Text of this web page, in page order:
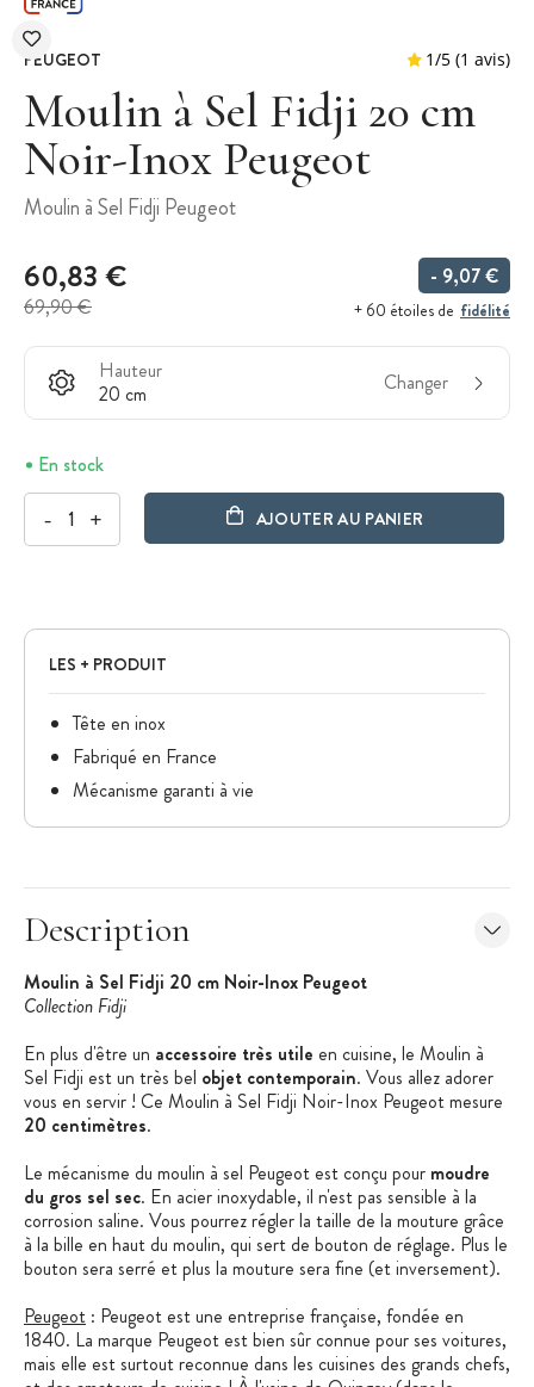
PEUGEOT
Moulin à Sel Fidji 20 cm
Noir-Inox Peugeot
Moulin à Sel Fidji Peugeot
60,83 €
69,90 €
- 9,07 €
+ 60 étoiles de fidélité
Hauteur
20 cm
Changer
En stock
- + AJOUTER AU PANIER
LES + PRODUIT
Tête en inox
Fabriqué en France
Mécanisme garanti à vie
Description
Moulin à Sel Fidji 20 cm Noir-Inox Peugeot
Collection Fidji
En plus d'être un accessoire très utile en cuisine, le Moulin à
Sel Fidji est un très bel objet contemporain. Vous allez adorer
vous en servir ! Ce Moulin à Sel Fidji Noir-Inox Peugeot mesure
20 centimètres.
Le mécanisme du moulin à sel Peugeot est conçu pour moudre
du gros sel sec. En acier inoxydable, il n'est pas sensible à la
corrosion saline. Vous pourrez régler la taille de la mouture grâce
à la bille en haut du moulin, qui sert de bouton de réglage. Plus le
bouton sera serré et plus la mouture sera fine (et inversement).
Peugeot : Peugeot est une entreprise française, fondée en
1840. La marque Peugeot est bien sûr connue pour ses voitures,
mais elle est surtout reconnue dans les cuisines des grands chefs,